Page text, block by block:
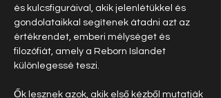
és kulcsfiguráival, akik jelenlétükkel és
gondolataikkal segítenek átadni azt az
értékrendet, emberi mélységet és
filozófiát, amely a Reborn Islandet
különlegessé teszi.
Ők lesznek azok, akik első kézből mutatják